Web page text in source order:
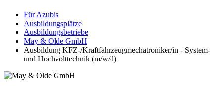
Für Azubis
Ausbildungsplätze
Ausbildungsbetriebe
May & Olde GmbH
Ausbildung KFZ-/Kraftfahrzeugmechatroniker/in - System-
und Hochvolttechnik (m/w/d)